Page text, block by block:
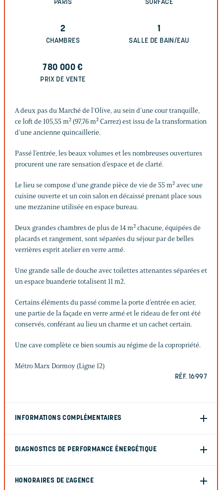
PARIS SURFACE
2
CHAMBRES
1
SALLE DE BAIN/EAU
780 000€
PRIX DE VENTE
A deux pas du Marché de l’Olive, au sein d’une cour tranquille,
ce loft de 105,55 m² (97,76 m² Carrez) est issu de la transformation
d’une ancienne quincaillerie.
Passé l’entrée, les beaux volumes et les nombreuses ouvertures
procurent une rare sensation d’espace et de clarté.
Le lieu se compose d’une grande pièce de vie de 55 m² avec une
cuisine ouverte et un coin salon en décaissé prenant place sous
une mezzanine utilisée en espace bureau.
Deux grandes chambres de plus de 14 m² chacune, équipées de
placards et rangement, sont séparées du séjour par de belles
verrières esprit atelier en verre armé.
Une grande salle de douche avec toilettes attenantes séparées et
un espace buanderie totalisent 11 m2.
Certains éléments du passé comme la porte d’entrée en acier,
une partie de la façade en verre armé et le rideau de fer ont été
conservés, conférant au lieu un charme et un cachet certain.
Une cave complète ce bien soumis au régime de la copropriété.
Métro Marx Dormoy (Ligne 12)
RÉF. 16997
INFORMATIONS COMPLÉMENTAIRES
DIAGNOSTICS DE PERFORMANCE ÉNERGÉTIQUE
HONORAIRES DE L'AGENCE